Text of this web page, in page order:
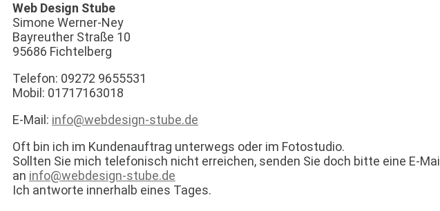
Web Design Stube
Simone Werner-Ney
Bayreuther Straße 10
95686 Fichtelberg
Telefon: 09272 9655531
Mobil: 01717163018
E-Mail: info@webdesign-stube.de
Oft bin ich im Kundenauftrag unterwegs oder im Fotostudio.
Sollten Sie mich telefonisch nicht erreichen, senden Sie doch bitte eine E-Mail
an info@webdesign-stube.de
Ich antworte innerhalb eines Tages.